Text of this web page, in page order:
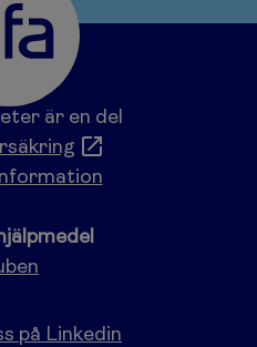
är en del
på Linkedin